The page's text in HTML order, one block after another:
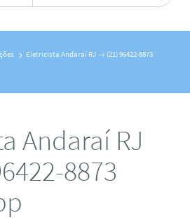
Eletricista Andaraí RJ → (21) 96422-8873
Andaraí RJ
8873